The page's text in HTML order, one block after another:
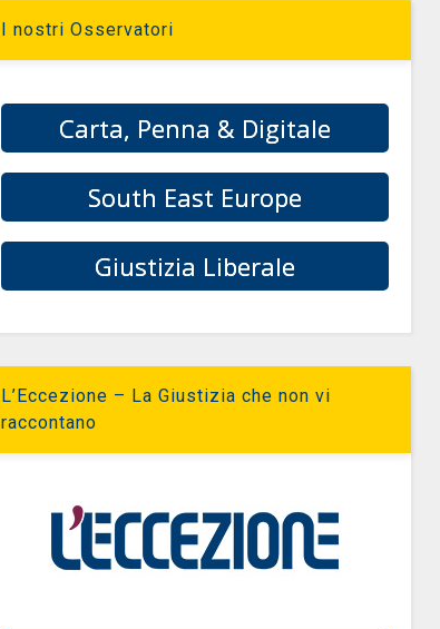
I nostri Osservatori
Carta, Penna & Digitale
South East Europe
Giustizia Liberale
L’Eccezione – La Giustizia che non vi
raccontano